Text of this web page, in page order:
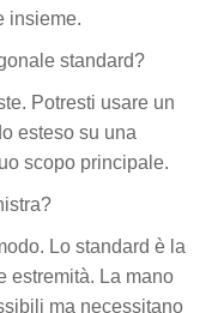
insieme.
standard?
Potresti usare un
esteso su una
scopo principale.
Lo standard è la
estremità. La mano
ma necessitano